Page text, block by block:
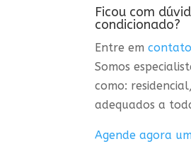
Ficou com
condicionado?
Entre emcontato
Somos
como:
adequados a
Agende agora